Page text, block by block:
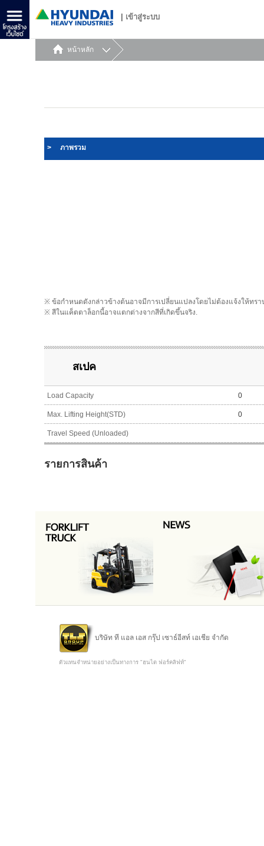
เข้าสู่ระบบ
หน้าหลัก
> ภาพรวม
※ ข้อกำหนดดังกล่าวข้างต้นอาจมีการเปลี่ยนแปลงโดยไม่ต้องแจ้งให้ทร
※ สีในแค็ตตาล็อกนี้อาจแตกต่างจากสีที่เกิดขึ้นจริง.
สเปค
Load Capacity 0
Max. Lifting Height(STD) 0
Travel Speed (Unloaded)
รายการสินค้า
บริษัท ที แอล เอส กรุ๊ป เซาธ์อีสท์ เอเชีย จำกัด
ตัวแทนจำหน่ายอย่างเป็นทางการ "ฮุนได ฟอร์คลิฟท์"